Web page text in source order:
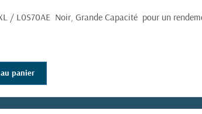
/ L0S70AE Noir, Grande Capacité pour un
panier